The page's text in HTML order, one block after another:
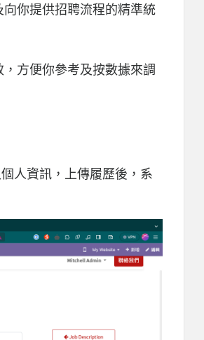
你提供招聘流程的精準統
方便你參考及按數據來調
人資訊，上傳履歷後，系